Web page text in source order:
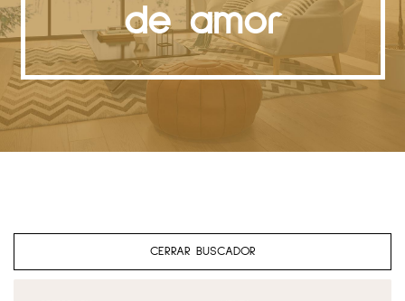
de amor
CERRAR BUSCADOR